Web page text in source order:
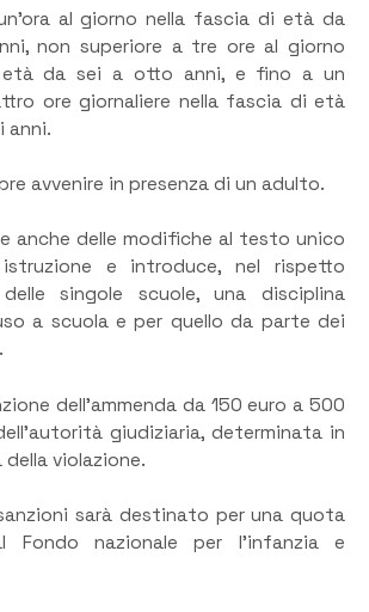
al giorno nella fascia di età da
non superiore a tre ore al giorno
da sei a otto anni, e fino a un
ore giornaliere nella fascia di età
anni.
avvenire in presenza di un adulto.
anche delle modifiche al testo unico
e introduce, nel rispetto
delle singole scuole, una disciplina
a scuola e per quello da parte dei
dell’ammenda da 150 euro a 500
giudiziaria, determinata in
violazione.
sarà destinato per una quota
nazionale per l’infanzia e